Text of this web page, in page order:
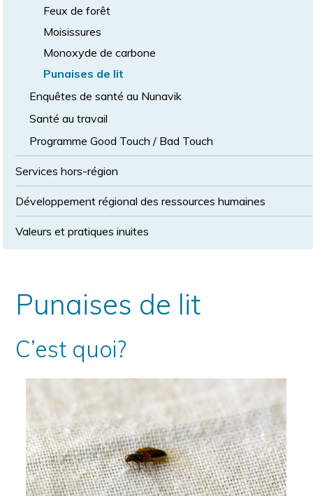
Feux de forêt
Moisissures
Monoxyde de carbone
Punaises de lit
Enquêtes de santé au Nunavik
Santé au travail
Programme Good Touch / Bad Touch
Services hors-région
Développement régional des ressources humaines
Valeurs et pratiques inuites
Punaises de lit
C’est quoi?